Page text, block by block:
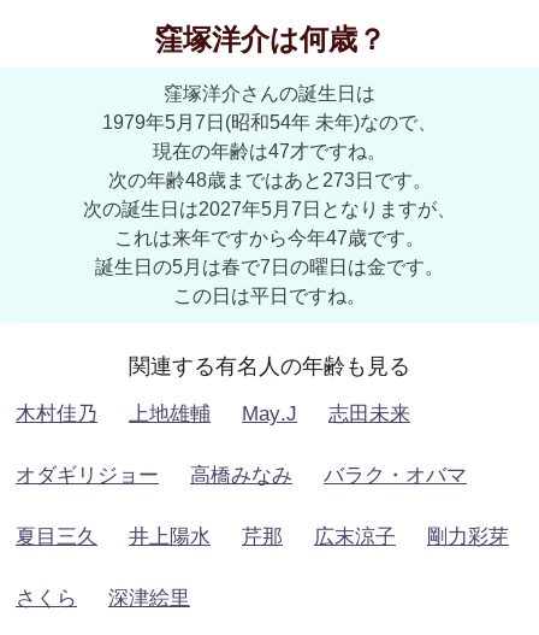
窪塚洋介は何歳？
窪塚洋介さんの誕生日は
1979年5月7日(昭和54年 未年)なので、
現在の年齢は47才ですね。
次の年齢48歳まではあと273日です。
次の誕生日は2027年5月7日となりますが、
これは来年ですから今年47歳です。
誕生日の5月は春で7日の曜日は金です。
この日は平日ですね。
関連する有名人の年齢も見る
木村佳乃 上地雄輔 May.J 志田未来
オダギリジョー 高橋みなみ バラク・オバマ
夏目三久 井上陽水 芹那 広末涼子 剛力彩芽
さくら 深津絵里